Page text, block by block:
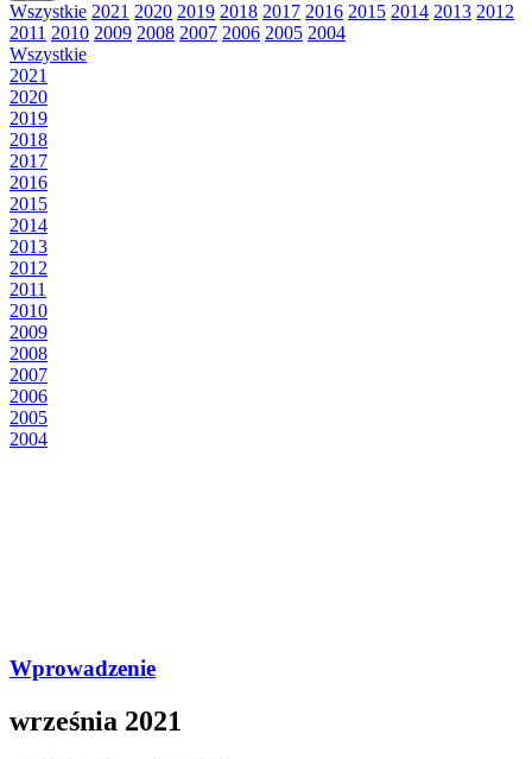
Wszystkie 2021 2020 2019 2018 2017 2016 2015 2014 2013 2012
2011 2010 2009 2008 2007 2006 2005 2004
Wszystkie
2021
2020
2019
2018
2017
2016
2015
2014
2013
2012
2011
2010
2009
2008
2007
2006
2005
2004
Wprowadzenie
września 2021